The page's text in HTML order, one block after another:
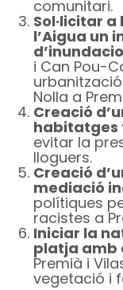
comunitari.
Sol·licitar
l’Aigua un
i Can Pou-
Nolla a
Creació
habitatges
evitar la
lloguers.
Creació
mediació
polítiques
racistes a
Iniciar la
platja amb
Premià i
vegetació i